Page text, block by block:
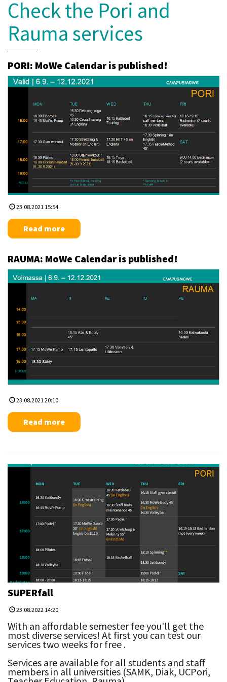
Check the Pori and
Rauma services
PORI: MoWe Calendar is published!
23.08.2021 15:54
Read more
RAUMA: MoWe Calendar is published!
23.08.2021 20:10
Read more
SUPERfall
23.08.2022 14:20
With an affordable semester fee you'll get the
most diverse services! At first you can test our
services two weeks for free .
Services are available for all students and staff
members in all universities (SAMK, Diak, UCPori,